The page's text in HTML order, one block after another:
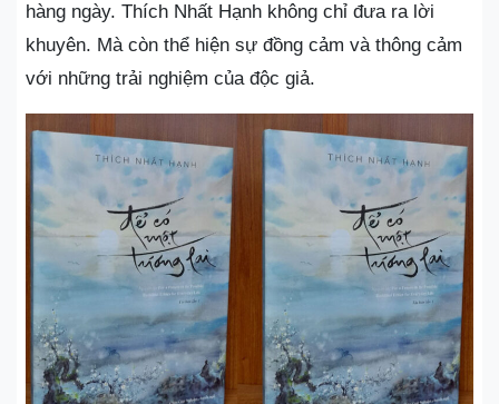
hàng ngày. Thích Nhất Hạnh không chỉ đưa ra lời
khuyên. Mà còn thể hiện sự đồng cảm và thông cảm
với những trải nghiệm của độc giả.